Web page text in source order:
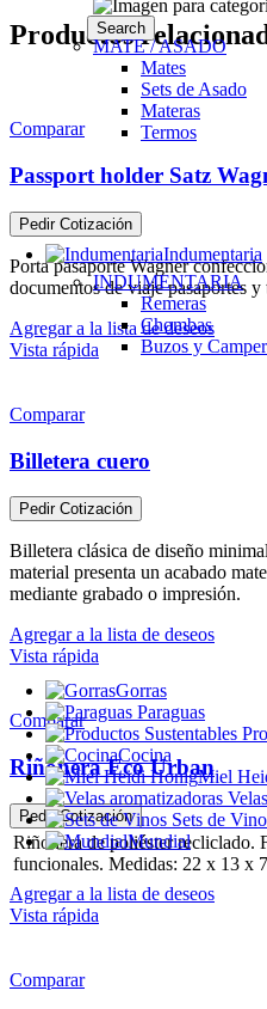
Search
MATE / ASADO
Mates
Sets de Asado
Materas
Termos
Indumentaria
INDUMENTARIA
Remeras
Chombas
Buzos y
Gorras
Paraguas
Cocina
Miel
Sets de
Mundial
Productos
Comparar
Passport holder Satz
Pedir Cotización
Porta pasaporte Wagner
documentos de viaje pasaportes
Agregar a la lista de deseos
Vista rápida
Comparar
Billetera cuero
Pedir Cotización
Billetera clásica de diseño
material presenta un acabado
mediante grabado o impresión.
Agregar a la lista de deseos
Vista rápida
Comparar
Riñonera Eco Urban
Pedir Cotización
Riñonera de poliéster recliclado.
funcionales. Medidas: 22 x 13 x
Agregar a la lista de deseos
Vista rápida
Comparar